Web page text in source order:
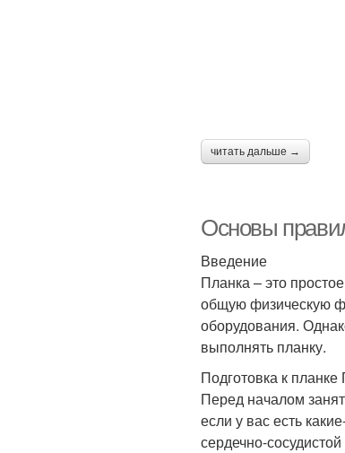
читать дальше →
Основы
Введение
Планка – это
общую физическую
оборудования.
выполнять планку.
Подготовка к
Перед началом
если у вас есть
сердечно-